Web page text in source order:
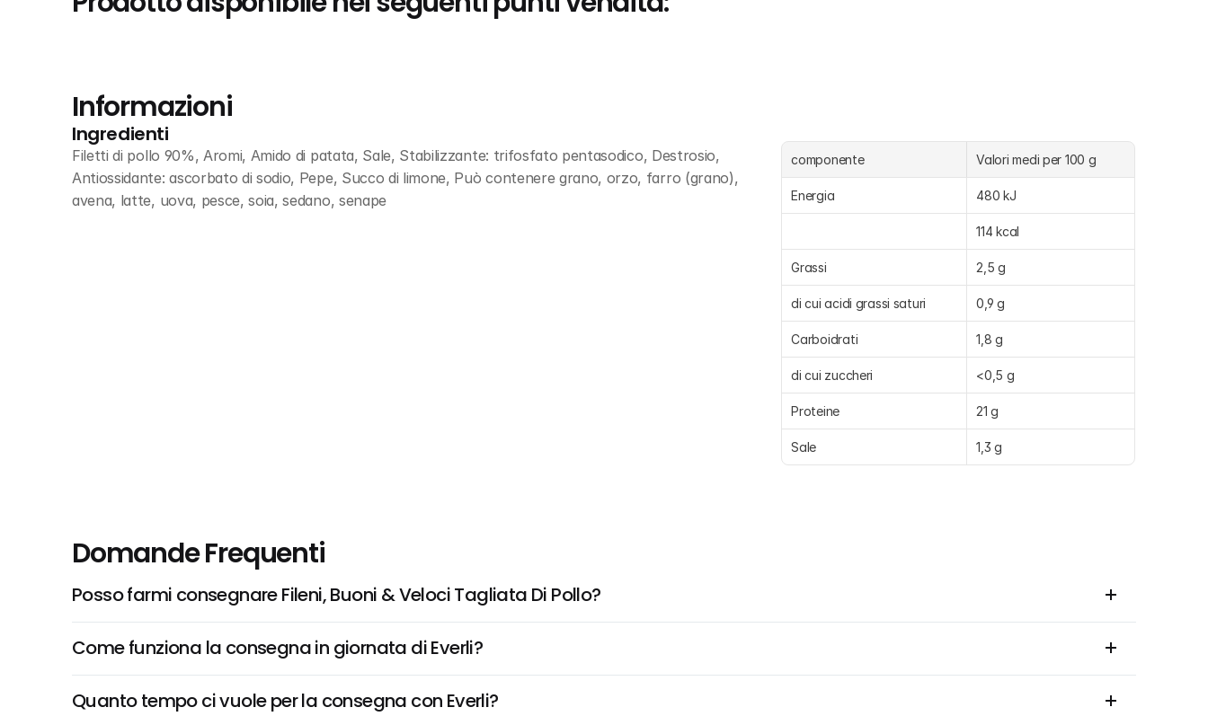
Informazioni
Ingredienti
Filetti di pollo 90%, Aromi, Amido di patata, Sale, Stabilizzante: trifosfato pentasodico, Destrosio,
Antiossidante: ascorbato di sodio, Pepe, Succo di limone, Può contenere grano, orzo, farro (grano),
avena, latte, uova, pesce, soia, sedano, senape
componente Valori medi per 100 g
Energia 480 kJ
114 kcal
Grassi 2,5 g
di cui acidi grassi saturi 0,9 g
Carboidrati 1,8 g
di cui zuccheri <0,5 g
Proteine 21 g
Sale 1,3 g
Domande Frequenti
Posso farmi consegnare Fileni, Buoni & Veloci Tagliata Di Pollo?
Come funziona la consegna in giornata di Everli?
Quanto tempo ci vuole per la consegna con Everli?